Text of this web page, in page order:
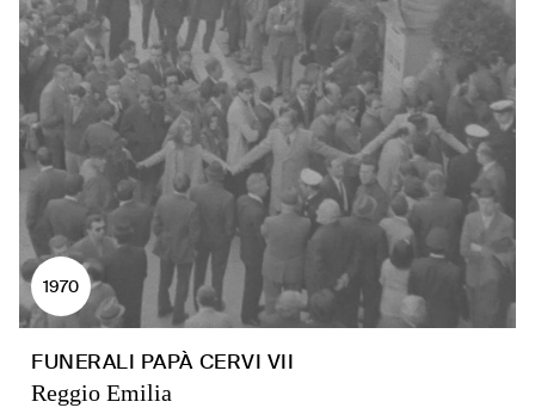
1970
FUNERALI PAPÀ CERVI VII
Reggio Emilia